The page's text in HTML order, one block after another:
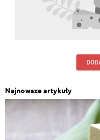
Najnowsze artykuły